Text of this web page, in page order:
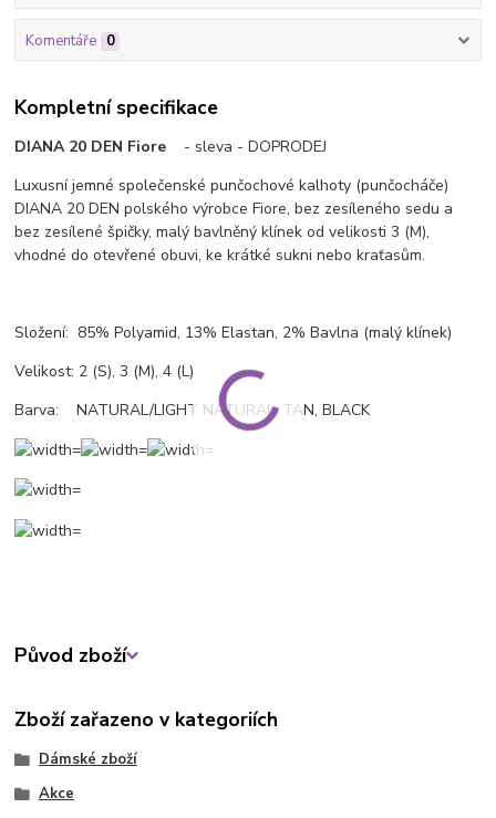
Komentáře 0
Kompletní specifikace
DIANA 20 DEN Fiore
- sleva - DOPRODEJ
Luxusní jemné společenské punčochové kalhoty (punčocháče)
DIANA 20 DEN polského výrobce Fiore, bez zesíleného sedu a
bez zesílené špičky, malý bavlněný klínek od velikosti 3 (M),
vhodné do otevřené obuvi, ke krátké sukni nebo kraťasům.
Složení: 85% Polyamid, 13% Elastan, 2% Bavlna (malý klínek)
Velikost: 2 (S), 3 (M), 4 (L)
Barva: NATURAL/LIGHT NATURAL, TAN, BLACK
Původ zboží
Zboží zařazeno v kategoriích
Dámské zboží
Akce